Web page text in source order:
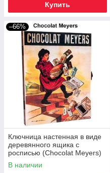
Купить
–66%
Ключница настенная в виде
деревянного ящика с
росписью (Chocolat Meyers)
В наличии